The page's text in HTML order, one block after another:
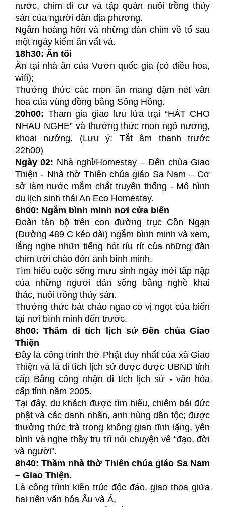
nước, chim di cư và tập quán nuôi trồng thủy
sản của người dân địa phương.
Ngắm hoàng hôn và những đàn chim về tổ sau
một ngày kiếm ăn vất vả.
18h30: Ăn tối
Ăn tại nhà ăn của Vườn quốc gia (có điều hóa,
wifi);
Thưởng thức các món ăn mang đậm nét văn
hóa của vùng đồng bằng Sông Hồng.
20h00: Tham gia giao lưu lửa trại “HÁT CHO
NHAU NGHE” và thưởng thức món ngô nướng,
khoai nướng. (Lưu ý: Tắt âm thanh trước
22h00)
Ngày 02: Nhà nghỉ/Homestay – Đền chùa Giao
Thiện - Nhà thờ Thiên chúa giáo Sa Nam – Cơ
sở làm nước mắm chắt truyền thống - Mô hình
du lịch sinh thái An Eco Homestay.
6h00: Ngắm bình minh nơi cửa biển
Đoàn tản bộ trên con đường trục Cồn Ngạn
(Đường 489 C kéo dài) ngắm bình minh và xem,
lắng nghe nhữn tiếng hót ríu rít của những đàn
chim trời chào đón ánh bình minh.
Tìm hiểu cuộc sống mưu sinh ngày mới tấp nập
của những người dân sống bằng nghề khai
thác, nuôi trồng thủy sản.
Thưởng thức bát cháo ngao có vị ngọt của biển
tại nơi bình minh đến trước.
8h00: Thăm di tích lịch sử Đền chùa Giao
Thiện
Đây là công trình thờ Phật duy nhất của xã Giao
Thiện và là di tích lịch sử được được UBND tỉnh
cấp Bằng công nhận di tích lịch sử - văn hóa
cấp tỉnh năm 2005.
Tại đây, du khách được tìm hiểu, chiêm bái đức
phật và các danh nhân, anh hùng dân tộc; được
thưởng thức trà trong không gian tĩnh lặng, yên
bình và nghe thầy trụ trì nói chuyện về “đạo, đời
và người”.
8h40: Thăm nhà thờ Thiên chúa giáo Sa Nam
– Giao Thiện.
Là công trình kiến trúc độc đáo, giao thoa giữa
hai nền văn hóa Âu và Á,